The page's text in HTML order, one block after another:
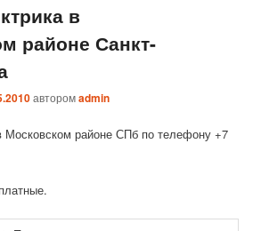
в
районе Санкт-
авторомadmin
Московском районе СПб по телефону +7